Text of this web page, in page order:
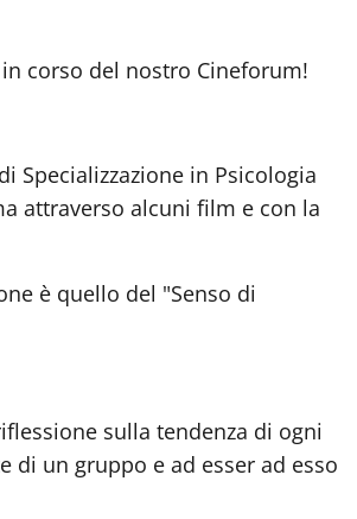
corso del nostro Cineforum!
Specializzazione in Psicologia
attraverso alcuni film e con la
è quello del "Senso di
sulla tendenza di ogni
di un gruppo e ad esser ad esso